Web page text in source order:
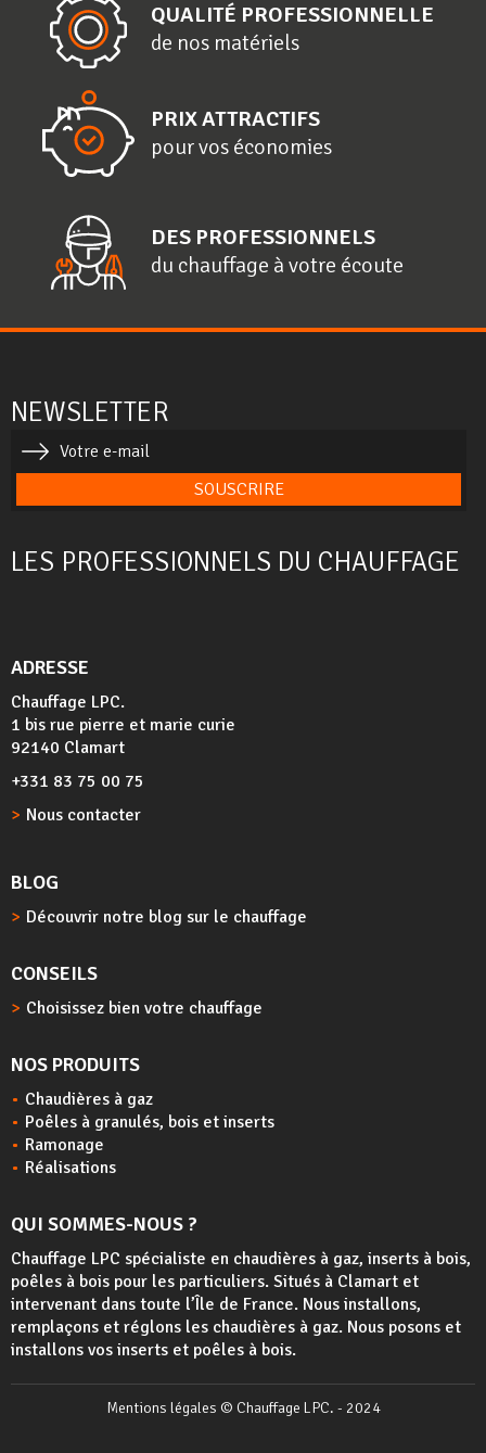
QUALITÉ PROFESSIONNELLE
de nos matériels
PRIX ATTRACTIFS
pour vos économies
DES PROFESSIONNELS
du chauffage à votre écoute
NEWSLETTER
SOUSCRIRE
LES PROFESSIONNELS DU CHAUFFAGE
ADRESSE
Chauffage LPC.
1 bis rue pierre et marie curie
92140 Clamart
+331 83 75 00 75
Nous contacter
BLOG
Découvrir notre blog sur le chauffage
CONSEILS
Choisissez bien votre chauffage
NOS PRODUITS
Chaudières à gaz
Poêles à granulés, bois et inserts
Ramonage
Réalisations
QUI SOMMES-NOUS ?
Chauffage LPC spécialiste en chaudières à gaz, inserts à bois,
poêles à bois pour les particuliers. Situés à Clamart et
intervenant dans toute l’Île de France. Nous installons,
remplaçons et réglons les chaudières à gaz. Nous posons et
installons vos inserts et poêles à bois.
Mentions légales © Chauffage LPC. - 2024